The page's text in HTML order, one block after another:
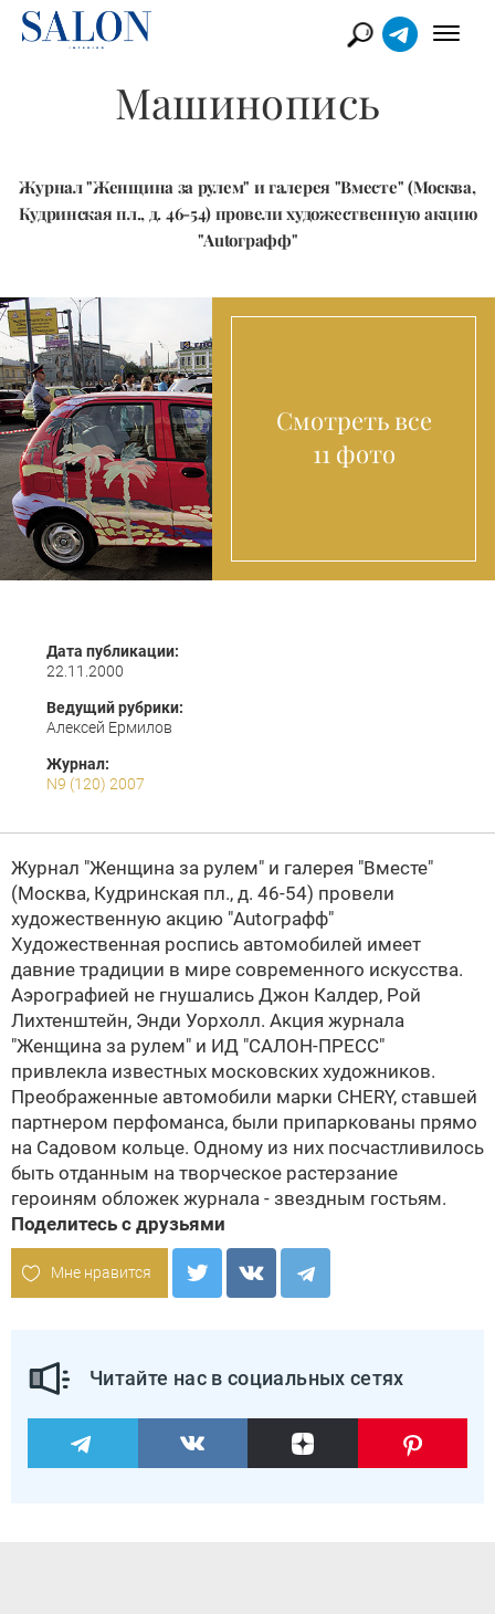
Машинопись
Журнал "Женщина за рулем" и галерея "Вместе" (Москва,
Кудринская пл., д. 46-54) провели художественную акцию
"Autoграфф"
Смотреть все
11 фото
Дата публикации:
22.11.2000
Ведущий рубрики:
Алексей Ермилов
Журнал:
N9 (120) 2007
Журнал "Женщина за рулем" и галерея "Вместе"
(Москва, Кудринская пл., д. 46-54) провели
художественную акцию "Autoграфф"
Художественная роспись автомобилей имеет
давние традиции в мире современного искусства.
Аэрографией не гнушались Джон Калдер, Рой
Лихтенштейн, Энди Уорхолл. Акция журнала
"Женщина за рулем" и ИД "САЛОН-ПРЕСС"
привлекла известных московских художников.
Преображенные автомобили марки CHERY, ставшей
партнером перфоманса, были припаркованы прямо
на Садовом кольце. Одному из них посчастливилось
быть отданным на творческое растерзание
героиням обложек журнала - звездным гостьям.
Поделитесь с друзьями
Мне нравится
Читайте нас в социальных сетях